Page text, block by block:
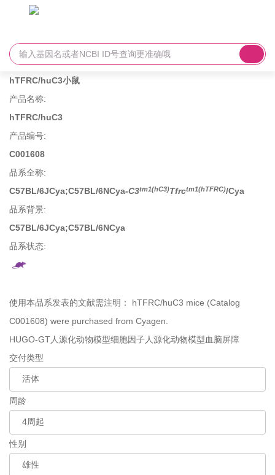
hTFRC/huC3小鼠
产品名称:
hTFRC/huC3
产品编号:
C001608
品系全称:
C57BL/6JCya;C57BL/6NCya-C3tm1(hC3)Tfrctm1(hTFRC)/Cya
品系背景:
C57BL/6JCya;C57BL/6NCya
品系状态:
使用本品系发表的文献需注明： hTFRC/huC3 mice (Catalog
C001608) were purchased from Cyagen.
HUGO-GT人源化动物模型细胞因子人源化动物模型血脑屏障
交付类型
周龄
性别